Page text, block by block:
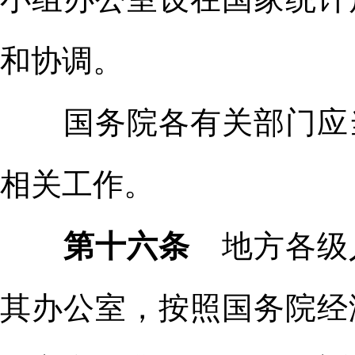
和协调。
国务院各有关部门应
相关工作。
第十六条 地方各级
其办公室，按照国务院